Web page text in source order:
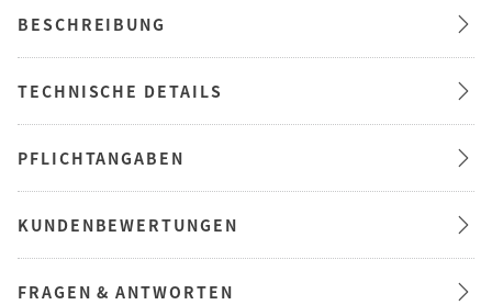
BESCHREIBUNG
TECHNISCHE DETAILS
PFLICHTANGABEN
KUNDENBEWERTUNGEN
FRAGEN & ANTWORTEN